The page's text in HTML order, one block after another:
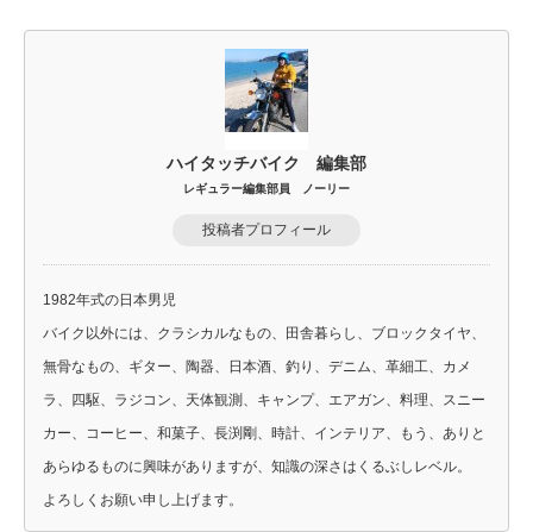
ハイタッチバイク 編集部
レギュラー編集部員 ノーリー
投稿者プロフィール
1982年式の日本男児
バイク以外には、クラシカルなもの、田舎暮らし、ブロックタイヤ、
無骨なもの、ギター、陶器、日本酒、釣り、デニム、革細工、カメ
ラ、四駆、ラジコン、天体観測、キャンプ、エアガン、料理、スニー
カー、コーヒー、和菓子、長渕剛、時計、インテリア、もう、ありと
あらゆるものに興味がありますが、知識の深さはくるぶしレベル。
よろしくお願い申し上げます。